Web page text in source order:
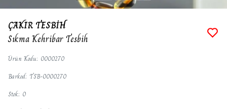
ÇAKIR TESBİH
Sıkma Kehribar Tesbih
Ürün Kodu: 0000270
Barkod: TSB-0000270
Stok: 0